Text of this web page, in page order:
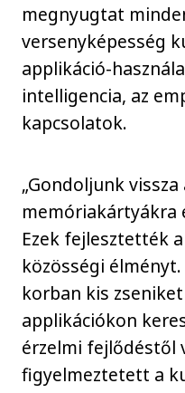
megnyugtat
versenyképesség
applikáció-
intelligencia, az
kapcsolatok.
„Gondoljunk vissza
memóriakártyákra
Ezek fejlesztették
közösségi
korban kis
applikációkon
érzelmi fejlődéstől
figyelmeztetett a